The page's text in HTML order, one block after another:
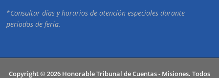
*Consultar días y horarios de atención especiales durante
periodos de feria.
Copyright © 2026 Honorable Tribunal de Cuentas - Misiones. Todos